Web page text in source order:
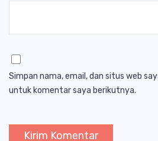
Simpan nama, email, dan situs web
untuk komentar saya berikutnya.